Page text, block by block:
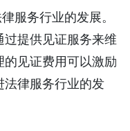
服务行业的发展。
提供见证服务来维
见证费用可以激励
法律服务行业的发